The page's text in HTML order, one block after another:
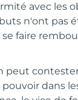
avec les
n'ont pas
faire
peut
dans